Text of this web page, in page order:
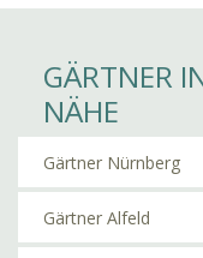
GÄRTNER
NÄHE
Gärtner Nürnberg
Gärtner Alfeld